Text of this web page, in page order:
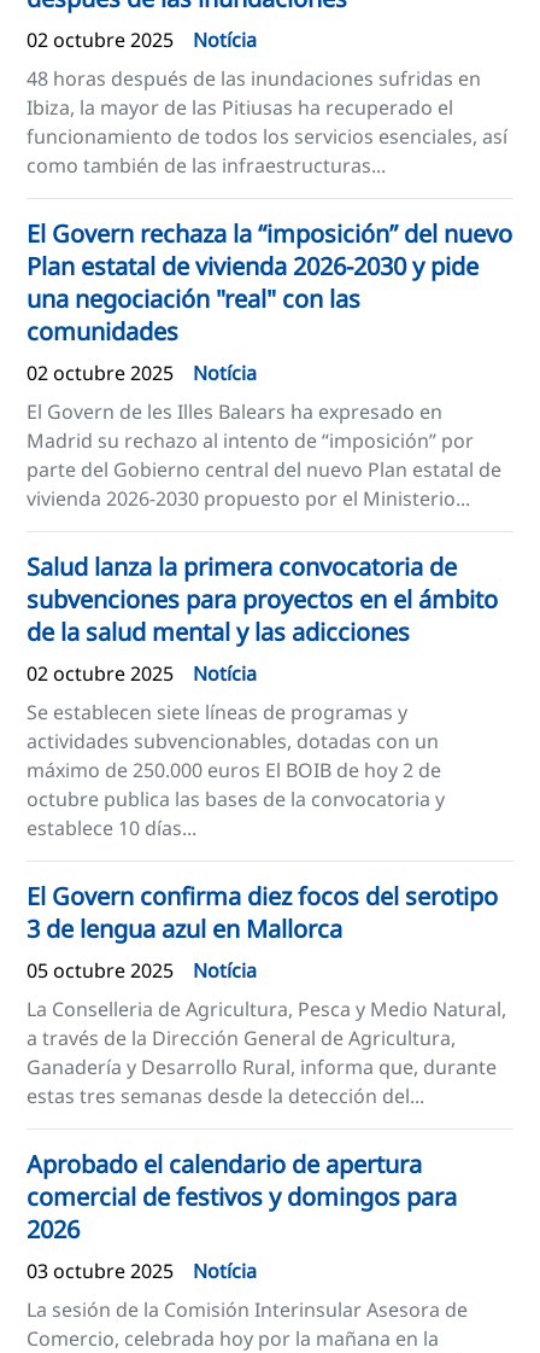
02 octubre 2025
Notícia
48 horas después de las inundaciones sufridas en
Ibiza, la mayor de las Pitiusas ha recuperado el
funcionamiento de todos los servicios esenciales, así
como también de las infraestructuras...
El Govern rechaza la “imposición” del nuevo
Plan estatal de vivienda 2026-2030 y pide
una negociación "real" con las
comunidades
02 octubre 2025
Notícia
El Govern de les Illes Balears ha expresado en
Madrid su rechazo al intento de “imposición” por
parte del Gobierno central del nuevo Plan estatal de
vivienda 2026-2030 propuesto por el Ministerio...
Salud lanza la primera convocatoria de
subvenciones para proyectos en el ámbito
de la salud mental y las adicciones
02 octubre 2025
Notícia
Se establecen siete líneas de programas y
actividades subvencionables, dotadas con un
máximo de 250.000 euros El BOIB de hoy 2 de
octubre publica las bases de la convocatoria y
establece 10 días...
El Govern confirma diez focos del serotipo
3 de lengua azul en Mallorca
05 octubre 2025
Notícia
La Conselleria de Agricultura, Pesca y Medio Natural,
a través de la Dirección General de Agricultura,
Ganadería y Desarrollo Rural, informa que, durante
estas tres semanas desde la detección del...
Aprobado el calendario de apertura
comercial de festivos y domingos para
2026
03 octubre 2025
Notícia
La sesión de la Comisión Interinsular Asesora de
Comercio, celebrada hoy por la mañana en la